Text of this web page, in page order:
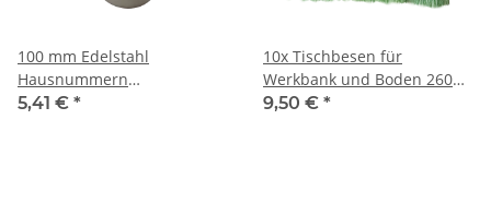
100 mm Edelstahl
Hausnummern
Edelstahlzahlen
5,41 € *
10x Tischbesen für
Werkbank und Boden 260
mm
9,50 € *